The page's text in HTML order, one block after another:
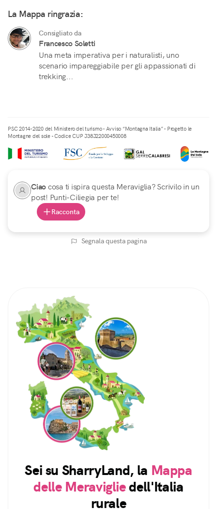
La Mappa ringrazia:
Consigliato da
Francesco Soletti
Una meta imperativa per i naturalisti, uno
scenario impareggiabile per gli appassionati di
trekking...
PSC 2014-2020 del Ministero del turismo - Avviso “Montagna Italia” - Progetto le
Montagne del sole - Codice CUP J38J22000450008
Ciaocosa ti ispira questa Meraviglia? Scrivilo in un
post! Punti-Ciliegia per te!
Racconta
Segnala questa pagina
Sei su SharryLand, la Mappa
delle Meravigliedell'Italia
rurale